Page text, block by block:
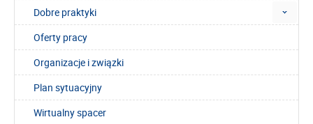
Dobre praktyki
Oferty pracy
Organizacje i związki
Plan sytuacyjny
Wirtualny spacer